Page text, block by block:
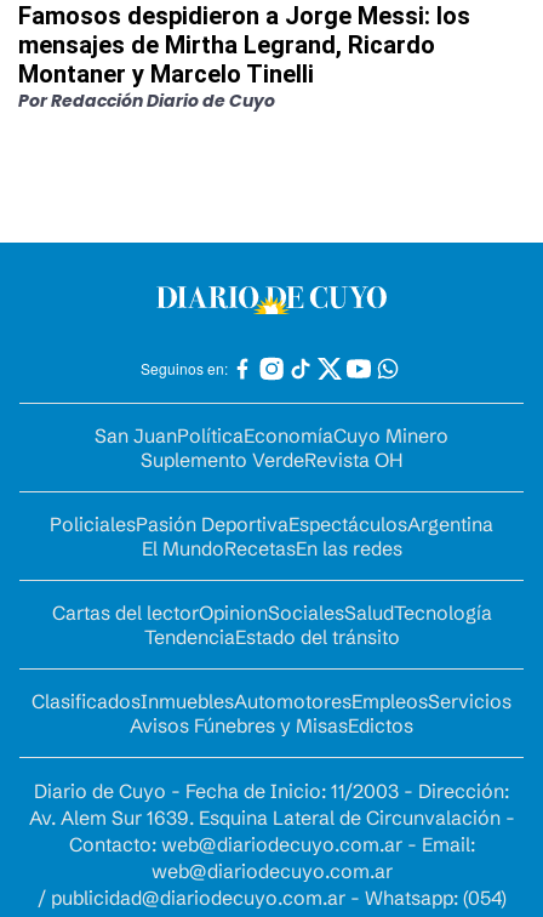
Famosos despidieron a Jorge Messi: los
mensajes de Mirtha Legrand, Ricardo
Montaner y Marcelo Tinelli
PorRedacción Diario de Cuyo
Seguinos en:
San JuanPolíticaEconomíaCuyo Minero
Suplemento VerdeRevista OH
PolicialesPasión DeportivaEspectáculosArgentina
El MundoRecetasEn las redes
Cartas del lectorOpinionSocialesSaludTecnología
TendenciaEstado del tránsito
ClasificadosInmueblesAutomotoresEmpleosServicios
Avisos Fúnebres y MisasEdictos
Diario de Cuyo - Fecha de Inicio: 11/2003 - Dirección:
Av. Alem Sur 1639. Esquina Lateral de Circunvalación -
Contacto: web@diariodecuyo.com.ar- Email:
web@diariodecuyo.com.ar
/ publicidad@diariodecuyo.com.ar- Whatsapp: (054)